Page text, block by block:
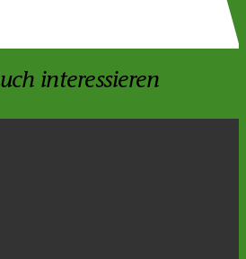
interessieren